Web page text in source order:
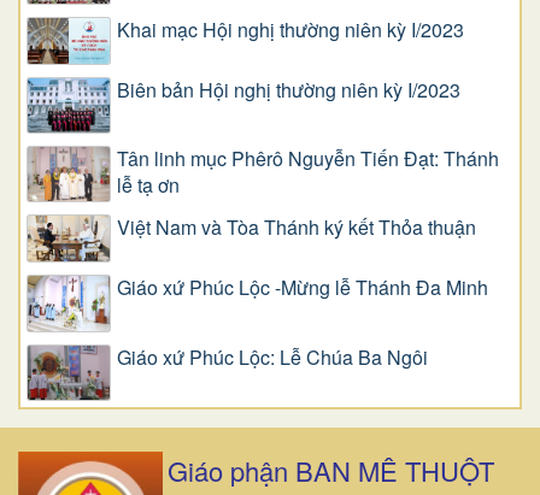
Khai mạc Hội nghị thường niên kỳ I/2023
Biên bản Hội nghị thường niên kỳ I/2023
Tân linh mục Phêrô Nguyễn Tiến Đạt: Thánh
lễ tạ ơn
Việt Nam và Tòa Thánh ký kết Thỏa thuận
Giáo xứ Phúc Lộc -Mừng lễ Thánh Đa Minh
Giáo xứ Phúc Lộc: Lễ Chúa Ba Ngôi
Giáo phận BAN MÊ THUỘT